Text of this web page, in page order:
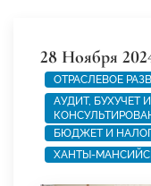
28 Ноября
ОТРАСЛЕВОЕ
АУДИТ, БУХУЧЕТ
БЮДЖЕТ И
ХАНТЫ-